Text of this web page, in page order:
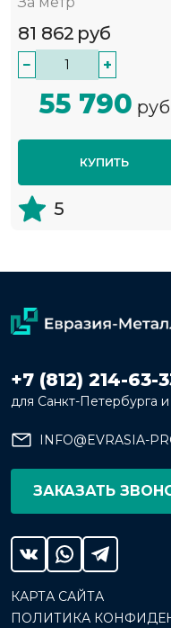
81 862 руб
− +
55 790 руб
КУПИТЬ
5
+7 (812) 214-63-
для Санкт-Петербурга
INFO@EVRASIA-
ЗАКАЗАТЬ
КАРТА САЙТА
ПОЛИТИКА